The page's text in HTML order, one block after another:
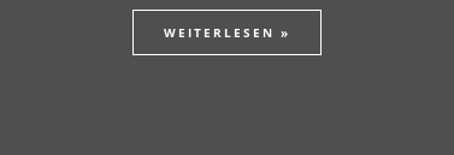
WEITERLESEN »